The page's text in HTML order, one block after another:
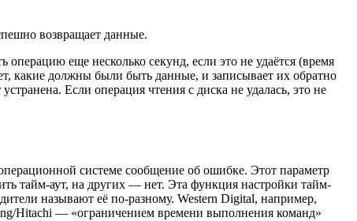
возвращает данные.
еще несколько секунд, если это не удаётся (время
какие должны были быть данные, и записывает их обратно
Если операция чтения с диска не удалась, это не
системе сообщение об ошибке. Этот параметр
тайм-аут, на других — нет. Эта функция настройки тайм-
называют её по-разному. Western Digital, например,
Hitachi — «ограничением времени выполнения команд»